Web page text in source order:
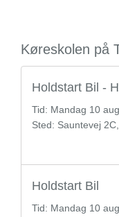
Køreskolen på
Holdstart Bil -
Tid: Mandag 10
Sted: Sauntevej
Holdstart Bil
Tid: Mandag 10